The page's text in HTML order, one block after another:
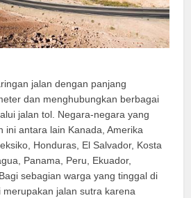
jalan dengan panjang
dan menghubungkan berbagai
jalan tol. Negara-negara yang
ini antara lain Kanada, Amerika
Honduras, El Salvador, Kosta
Panama, Peru, Ekuador,
sebagian warga yang tinggal di
merupakan jalan sutra karena